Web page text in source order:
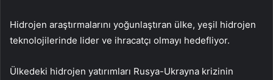
Hidrojen araştırmalarını yoğunlaştıran ülke, yeşil hidrojen
teknolojilerinde lider ve ihracatçı olmayı hedefliyor.
Ülkedeki hidrojen yatırımları Rusya-Ukrayna krizinin